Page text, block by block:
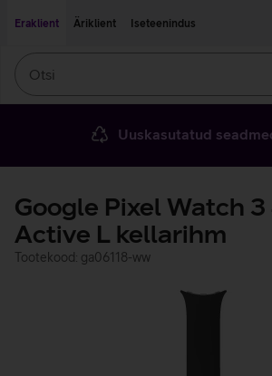
Eraklient
Äriklient Iseteenindus
Uuskasutatud
Google Pixel Watch
Active L kellarihm
Tootekood: ga06118-ww